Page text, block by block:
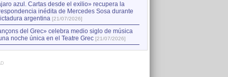
azul. Cartas desde el exilio» recupera la
inédita de Mercedes Sosa durante
argentina [21/07/2026]
del Grec» celebra medio siglo de música
noche única en el Teatre Grec [21/07/2026]